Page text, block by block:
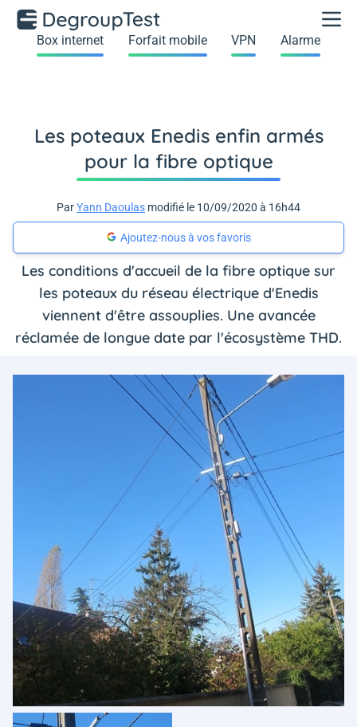
Box internet Forfait mobile VPN Alarme
Les poteaux Enedis enfin armés
pour la fibre optique
ParYann Daoulas modifié le 10/09/2020 à 16h44
Ajoutez-nous à vos favoris
Les conditions d'accueil de la fibre optique sur
les poteaux du réseau électrique d'Enedis
viennent d'être assouplies. Une avancée
réclamée de longue date par l'écosystème THD.